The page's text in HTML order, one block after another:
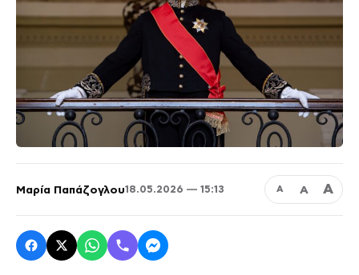
Μαρία Παπάζογλου18.05.2026 — 15:13 Α Α Α